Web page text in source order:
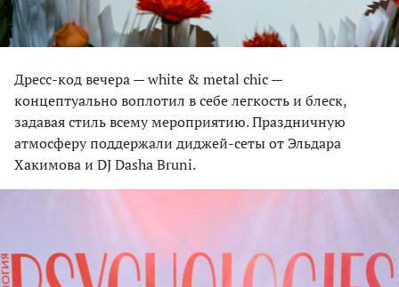
Дресс-код вечера — white & metal chic —
концептуально воплотил в себе легкость и блеск,
задавая стиль всему мероприятию. Праздничную
атмосферу поддержали диджей-сеты от Эльдара
Хакимова и DJ Dasha Bruni.